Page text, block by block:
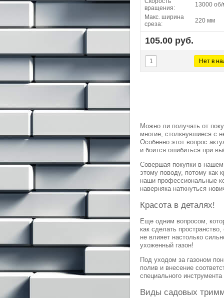
вращения:
13000
Макс. ширина
среза:
220 мм
105.00 руб.
Можно ли получать от
многие, столкнувшиеся с
Особенно этот вопрос
и боится ошибиться при
Совершая покупки в
этому поводу, потому как
наши профессиональные
наверняка наткнуться
Красота в деталях!
Еще одним вопросом,
как сделать
не влияет настолько
ухоженный газон!
Под уходом за газоном
полив и внесение
специального
Виды садовых